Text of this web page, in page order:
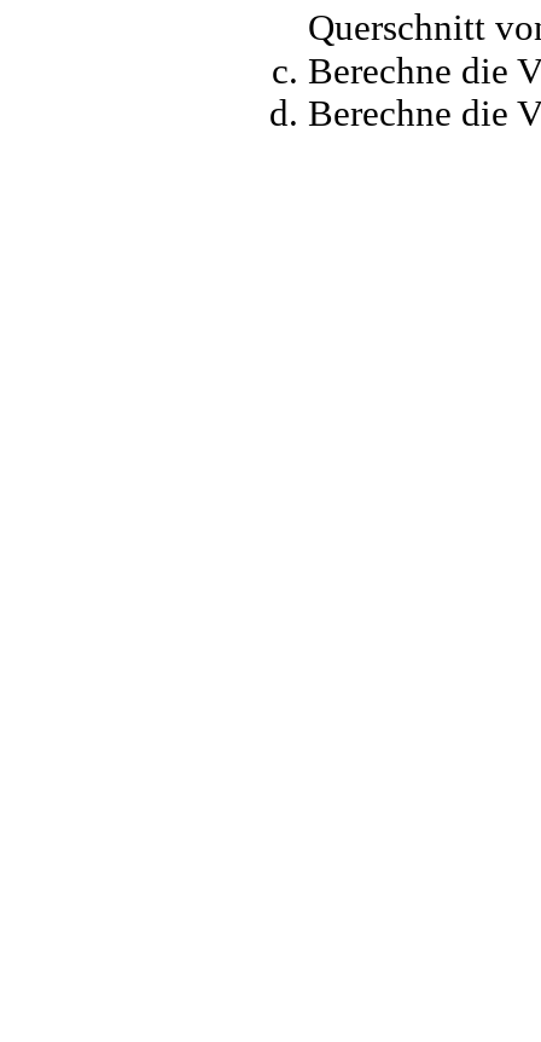
Querschnitt
Berechne die
Berechne die